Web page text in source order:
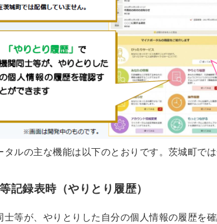
ルの主な機能は以下のとおりです。茨城町で
記録表時（やりとり履歴）
等が、やりとりした自分の個人情報の履歴を確